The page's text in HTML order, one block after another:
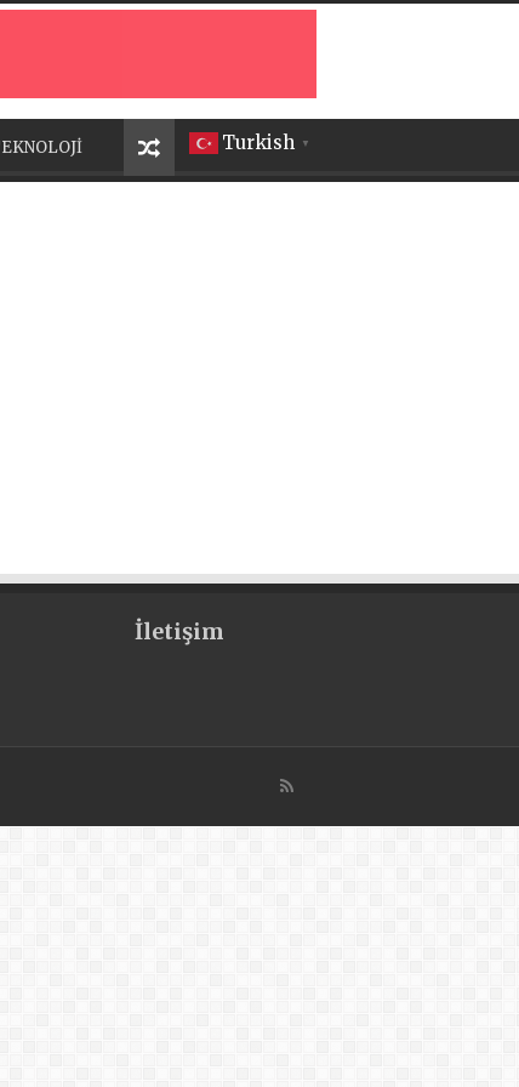
Turkish ▼
İletişim